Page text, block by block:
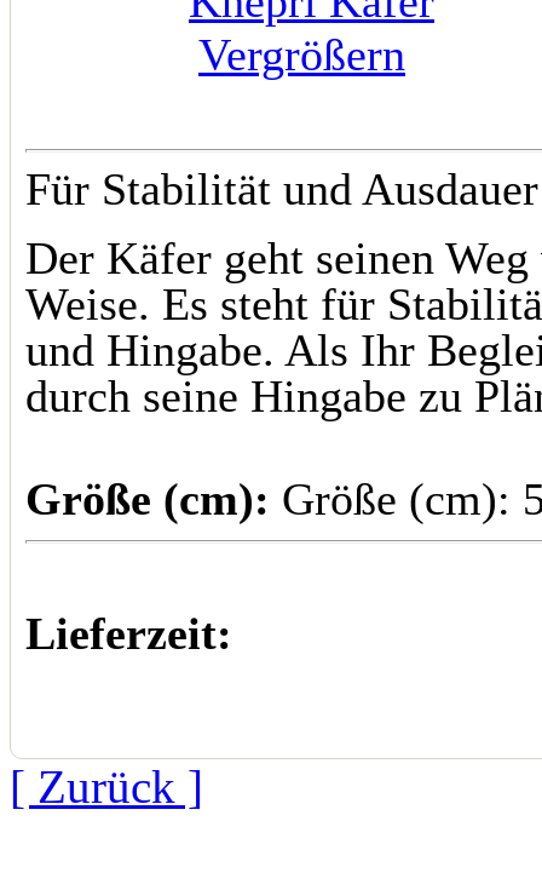
Vergrößern
Für Stabilität und Ausdauer
Der Käfer geht seinen
Weise. Es steht für
und Hingabe. Als Ihr
durch seine Hingabe zu
Größe (cm): Größe (cm):
Lieferzeit:
[ Zurück ]